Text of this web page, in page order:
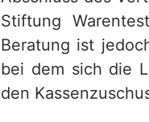
Stiftung
Beratung ist
bei dem sich die
den